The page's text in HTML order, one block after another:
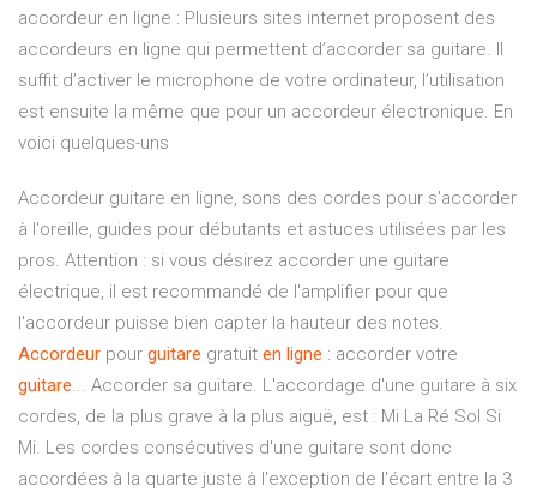
accordeur en ligne : Plusieurs sites internet proposent des
accordeurs en ligne qui permettent d’accorder sa guitare. Il
suffit d’activer le microphone de votre ordinateur, l’utilisation
est ensuite la même que pour un accordeur électronique. En
voici quelques-uns
Accordeur guitare en ligne, sons des cordes pour s'accorder
à l'oreille, guides pour débutants et astuces utilisées par les
pros. Attention : si vous désirez accorder une guitare
électrique, il est recommandé de l'amplifier pour que
l'accordeur puisse bien capter la hauteur des notes.
Accordeur pour guitare gratuit en ligne : accorder votre
guitare... Accorder sa guitare. L'accordage d'une guitare à six
cordes, de la plus grave à la plus aiguë, est : Mi La Ré Sol Si
Mi. Les cordes consécutives d'une guitare sont donc
accordées à la quarte juste à l'exception de l'écart entre la 3